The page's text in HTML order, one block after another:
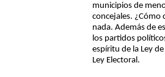
municipios de
concejales. ¿Cómo
nada. Además de
los partidos
espíritu de la Ley
Ley Electoral.